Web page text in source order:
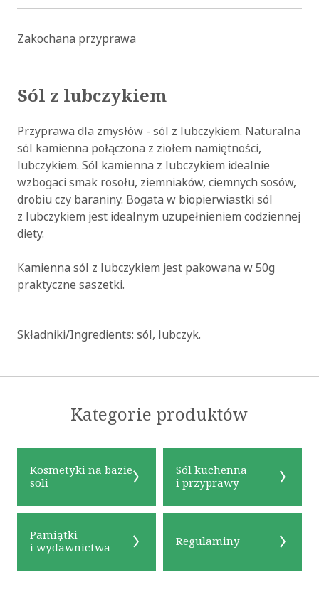
Zakochana przyprawa
Sól z lubczykiem
Przyprawa dla zmysłów - sól z lubczykiem. Naturalna
sól kamienna połączona z ziołem namiętności,
lubczykiem. Sól kamienna z lubczykiem idealnie
wzbogaci smak rosołu, ziemniaków, ciemnych sosów,
drobiu czy baraniny. Bogata w biopierwiastki sól
z lubczykiem jest idealnym uzupełnieniem codziennej
diety.
Kamienna sól z lubczykiem jest pakowana w 50g
praktyczne saszetki.
Składniki/Ingredients: sól, lubczyk.
Kategorie produktów
Kosmetyki na bazie
soli
Sól kuchenna
i przyprawy
Pamiątki
i wydawnictwa Regulaminy